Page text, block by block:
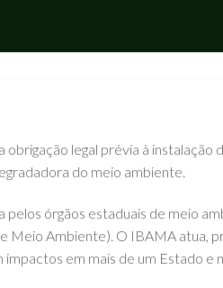
obrigação legal prévia à
do meio ambiente.
pelos órgãos estaduais de meio
Meio Ambiente). O IBAMA atua,
em mais de um Estado e